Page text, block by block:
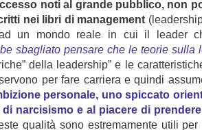
noti al grande pubblico, non
nei libri di management
un mondo reale in cui il leader
sbagliato pensare che le teorie
della leadership” e le
per fare carriera e quindi
personale, uno spiccato
narcisismo e al piacere di
qualità sono estremamente utili